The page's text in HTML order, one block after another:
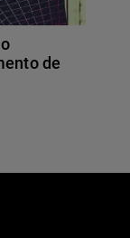
de